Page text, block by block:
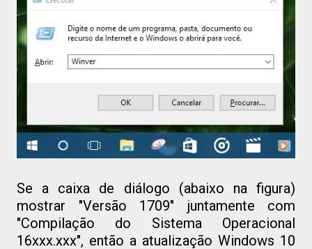
Se a caixa de diálogo (abaixo na figura)
mostrar "Versão 1709" juntamente com
"Compilação do Sistema Operacional
16xxx.xxx", então a atualização Windows 10